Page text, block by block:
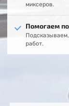
миксеров.
Помогаем
работ.